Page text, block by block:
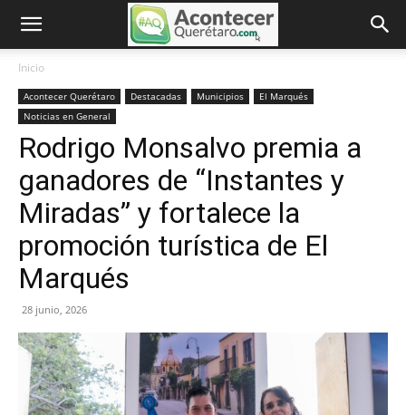
Inicio
Acontecer Querétaro Destacadas Municipios
El Marqués
Noticias en General
Rodrigo Monsalvo premia a
ganadores de “Instantes y
Miradas” y fortalece la
promoción turística de El
Marqués
28 junio, 2026